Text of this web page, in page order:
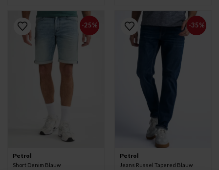
-25%
Petrol
Short Denim Blauw
-35%
Petrol
Jeans Russel Tapered Blauw